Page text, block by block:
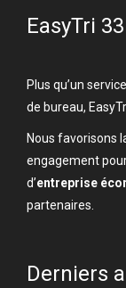
EasyTri
Plus qu’un
de bureau,
Nous favorisons
engagement
d’entreprise
partenaires.
Derniers